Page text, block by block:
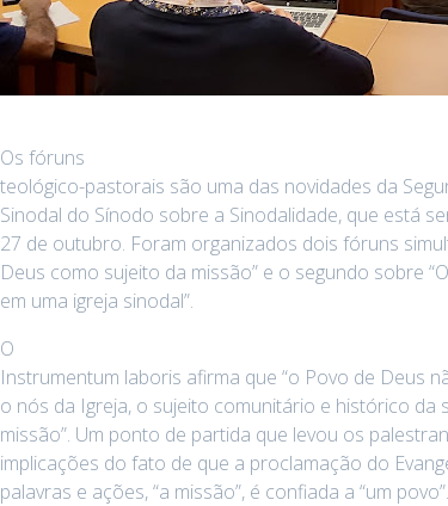
Os fóruns
teológico-pastorais são uma das novidades da
Sinodal do Sínodo sobre a Sinodalidade, que está
27 de outubro. Foram organizados dois fóruns
Deus como sujeito da missão” e o segundo sobre
em uma igreja sinodal”.
O
Instrumentum laboris afirma que “o Povo de Deus
o nós da Igreja, o sujeito comunitário e histórico da
missão”. Um ponto de partida que levou os
implicações do fato de que a proclamação do
palavras e ações, “a missão”, é confiada a “um povo”.